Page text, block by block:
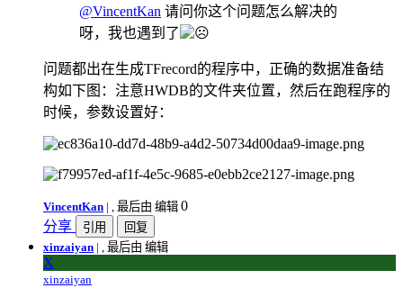
@VincentKan 请问你这个问题怎么解决的
呀，我也遇到了
问题都出在生成TFrecord的程序中，正确的数据准备结
构如下图：注意HWDB的文件夹位置，然后在跑程序的
时候，参数设置好：
VincentKan | , 最后由 编辑 0
分享
引用
回复
xinzaiyan | , 最后由 编辑
X
xinzaiyan